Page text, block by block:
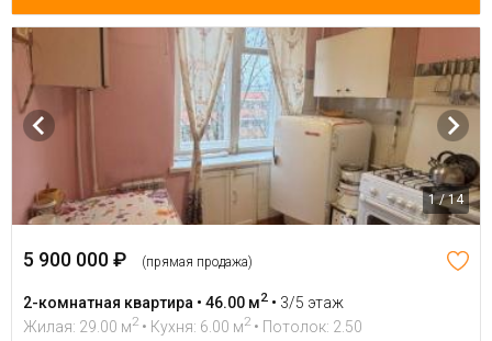
1 / 14
5 900 000 ₽ (прямая продажа)
2-комнатная квартира • 46.00 м2 • 3/5 этаж
Жилая: 29.00 м2 • Кухня: 6.00 м2 • Потолок: 2.50